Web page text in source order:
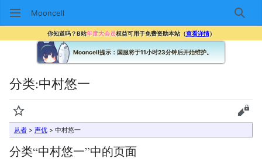
Mooncell 搜索
你知道吗？B站年度大会员权益可用于免费资助本站（查看详情）
Mooncell提示：国服将于11小时23分钟后开始维护。
分类:中村悠一
监视 查看
从者> 声优> 中村悠一
分类“中村悠一”中的页面